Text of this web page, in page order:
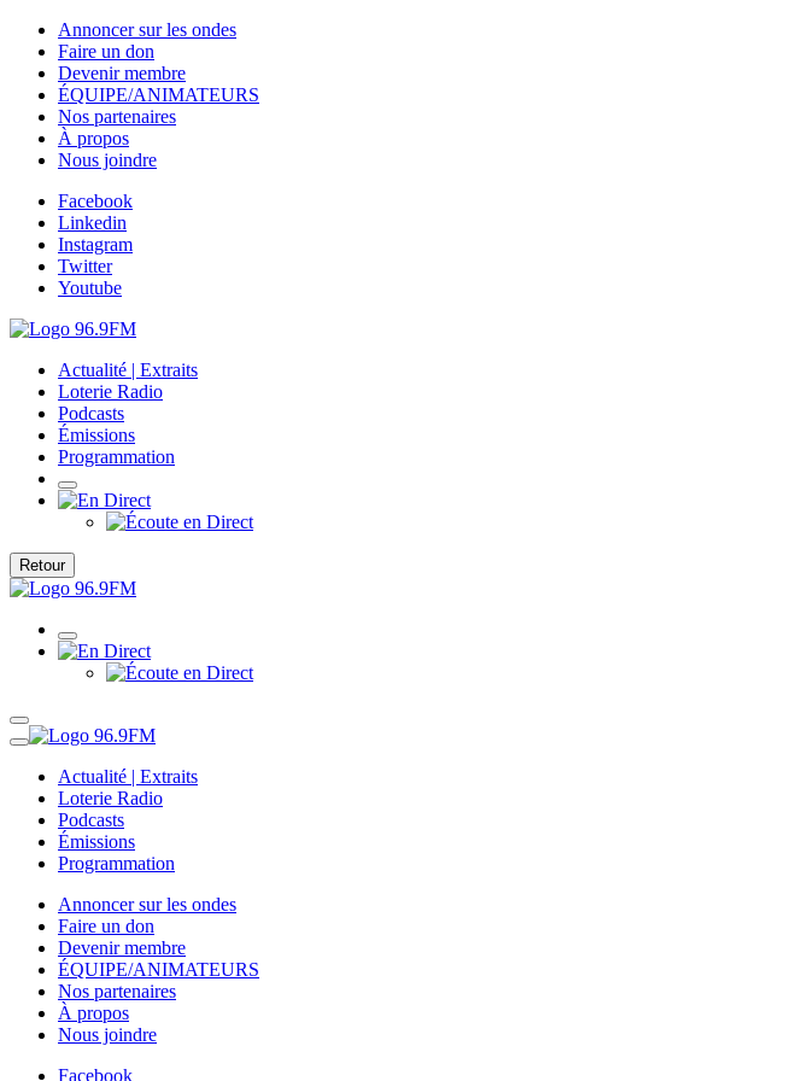
Annoncer sur les ondes
Faire un don
Devenir membre
ÉQUIPE/ANIMATEURS
Nos partenaires
À propos
Nous joindre
Facebook
Linkedin
Instagram
Twitter
Youtube
Actualité | Extraits
Loterie Radio
Podcasts
Émissions
Programmation
Retour
Actualité | Extraits
Loterie Radio
Podcasts
Émissions
Programmation
Annoncer sur les ondes
Faire un don
Devenir membre
ÉQUIPE/ANIMATEURS
Nos partenaires
À propos
Nous joindre
Facebook